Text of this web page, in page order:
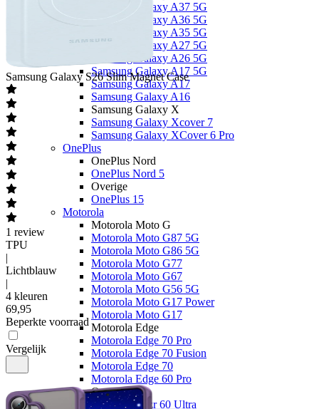
Samsung Galaxy A37 5G
Samsung Galaxy A36 5G
Samsung Galaxy A35 5G
Samsung Galaxy A27 5G
Samsung Galaxy A26 5G
Samsung Galaxy A17 5G
Samsung Galaxy A17
Samsung Galaxy A16
Samsung Galaxy X
Samsung Galaxy Xcover 7
Samsung Galaxy XCover 6 Pro
OnePlus
OnePlus Nord
OnePlus Nord 5
Overige
OnePlus 15
Motorola
Motorola Moto G
Motorola Moto G87 5G
Motorola Moto G86 5G
Motorola Moto G77
Motorola Moto G67
Motorola Moto G56 5G
Motorola Moto G17 Power
Motorola Moto G17
Motorola Edge
Motorola Edge 70 Pro
Motorola Edge 70 Fusion
Motorola Edge 70
Motorola Edge 60 Pro
Overige
Motorola Razr 60 Ultra
Samsung Galaxy S26 Slim Magnet Case
1 review
TPU
|
Lichtblauw
|
4 kleuren
69,95
Beperkte voorraad
Vergelijk